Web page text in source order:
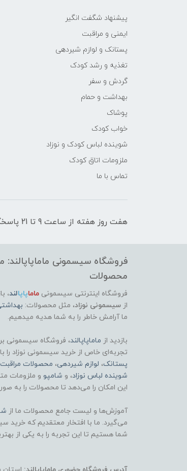
پیشنهاد شگفت انگیر
ایمنی و مراقبت
پستانک و لوازم شیردهی
تغذیه و رشد کودک
گردش و سفر
بهداشت و حمام
پوشاک
خواب کودک
شوینده لباس کودک و نوزاد
ملزومات اتاق کودک
تماس با ما
هفت روز هفته از ساعت 9 تا 21 پاسخگوی شما هستیم
فروشگاه سیسمونی ماماپاپالند:
محصولات
فروشگاه اینترنتی سیسمونی ماماپاپالند،
از سیسمونی نوزاد، مثل محصولات:
ما آرامش خاطر را به شما هدیه میدهیم.
بازدید از ماماپاپالند، فروشگاه سیسمونی
تجربه‌ای خاص از خرید سیسمونی نوزاد را
پستانک، لوازم شیردهی، محصولات مراقبت
شوینده لباس نوزاد، و شامپو و ملزومات
این امکان را می‌دهد تا محصولات را به
آموزش‌ها و لیست جامع محصولات ما از
می‌گیرد. ما با افتخار معتقدیم که خرید
شما هستیم تا این تجربه را به یکی از